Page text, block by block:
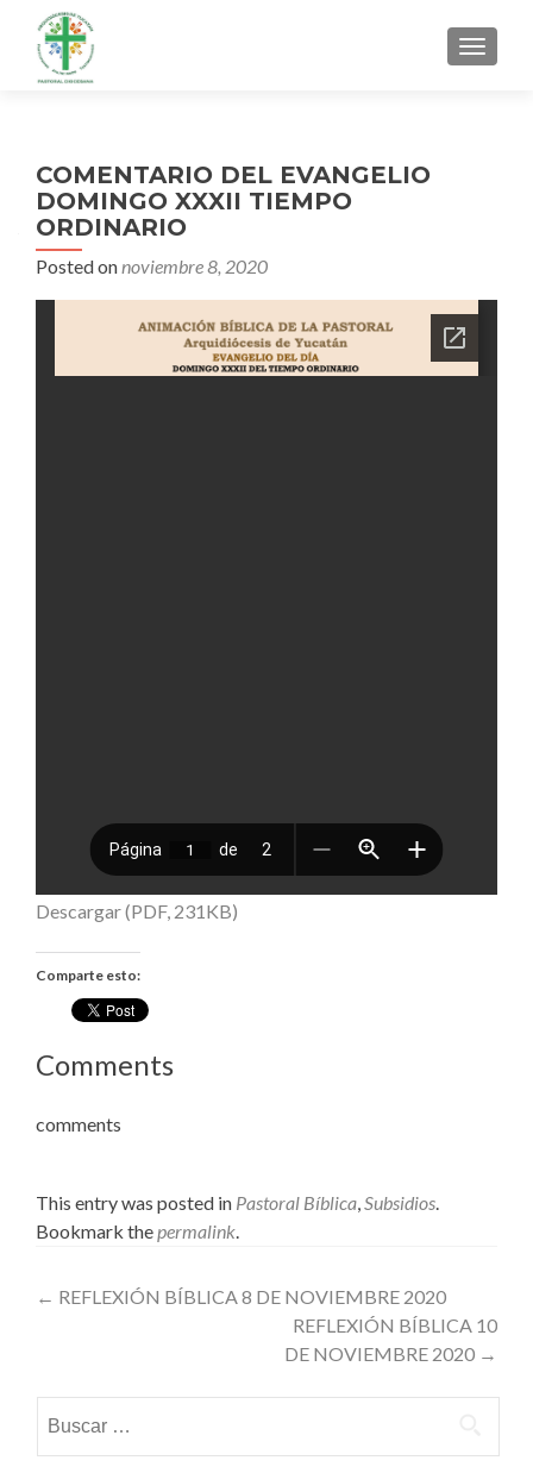
MENU
COMENTARIO DEL EVANGELIO
DOMINGO XXXII TIEMPO
ORDINARIO
Posted onnoviembre 8, 2020
Descargar (PDF, 231KB)
Comparte esto:
Comments
comments
This entry was posted in Pastoral Bíblica,Subsidios.
Bookmark thepermalink.
Post
← REFLEXIÓN BÍBLICA 8 DE NOVIEMBRE 2020
REFLEXIÓN BÍBLICA 10
DE NOVIEMBRE 2020 →